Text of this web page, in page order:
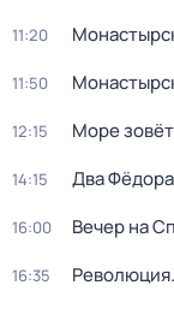
11:20
11:50
12:15 Море зовёт
14:15 Два Фёдора
16:00 Вeчер на
16:35